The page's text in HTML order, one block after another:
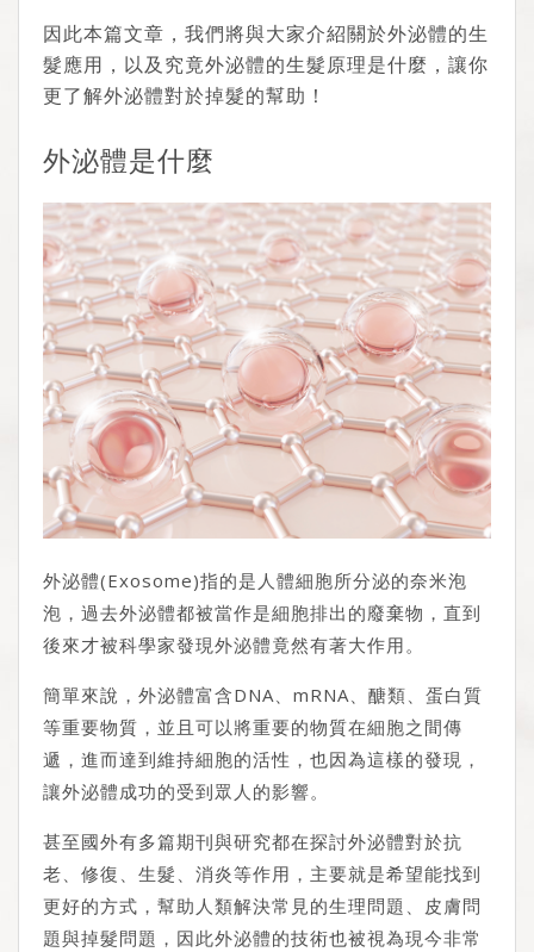
因此本篇文章，我們將與大家介紹關於外泌體的生
髮應用，以及究竟外泌體的生髮原理是什麼，讓你
更了解外泌體對於掉髮的幫助！
外泌體是什麼
外泌體(Exosome)指的是人體細胞所分泌的奈米泡
泡，過去外泌體都被當作是細胞排出的廢棄物，直到
後來才被科學家發現外泌體竟然有著大作用。
簡單來說，外泌體富含DNA、mRNA、醣類、蛋白質
等重要物質，並且可以將重要的物質在細胞之間傳
遞，進而達到維持細胞的活性，也因為這樣的發現，
讓外泌體成功的受到眾人的影響。
甚至國外有多篇期刊與研究都在探討外泌體對於抗
老、修復、生髮、消炎等作用，主要就是希望能找到
更好的方式，幫助人類解決常見的生理問題、皮膚問
題與掉髮問題，因此外泌體的技術也被視為現今非常